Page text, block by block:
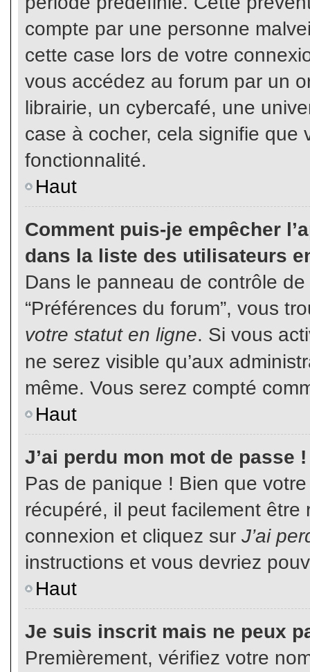
compte par une personne
cette case lors de votre
vous accédez au forum par un
librairie, un cybercafé, une
case à cocher, cela signifie que
fonctionnalité.
Haut
Comment puis-je empêcher
dans la liste des utilisateurs
Dans le panneau de contrôle
“Préférences du forum”, vous
votre statut en ligne. Si vous
ne serez visible qu’aux
même. Vous serez compté
Haut
J’ai perdu mon mot de passe !
Pas de panique ! Bien que
récupéré, il peut facilement
connexion et cliquez sur J’ai
instructions et vous devriez
Haut
Je suis inscrit mais ne peux
Premièrement, vérifiez votre